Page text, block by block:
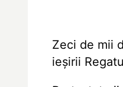
Zeci de mii
ieșirii